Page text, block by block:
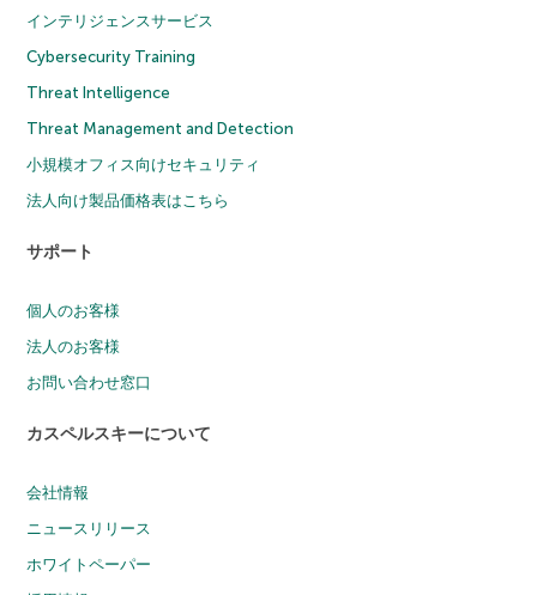
インテリジェンスサービス
Cybersecurity Training
Threat Intelligence
Threat Management and Detection
小規模オフィス向けセキュリティ
法人向け製品価格表はこちら
サポート
個人のお客様
法人のお客様
お問い合わせ窓口
カスペルスキーについて
会社情報
ニュースリリース
ホワイトペーパー